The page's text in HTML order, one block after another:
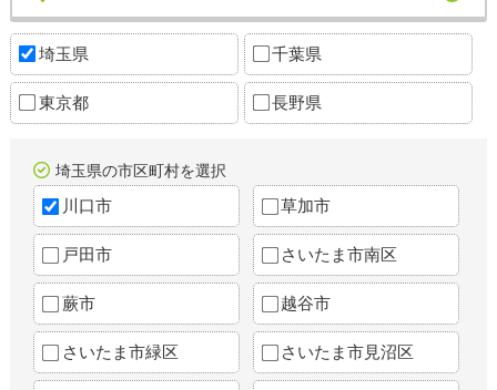
埼玉県 千葉県
東京都 長野県
埼玉県の市区町村を選択
川口市 草加市
戸田市 さいたま市南区
蕨市 越谷市
さいたま市緑区 さいたま市見沼区